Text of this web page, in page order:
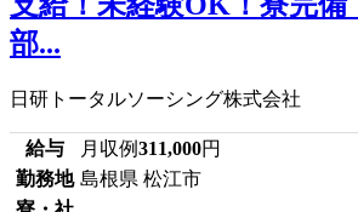
部...
日研トータルソーシング株式会社
給与 月収例311,000円
勤務地 島根県 松江市